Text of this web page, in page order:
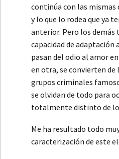
continúa con las mismas
y lo que lo rodea que ya
anterior. Pero los demás
capacidad de adaptación
pasan del odio al amor
en otra, se convierten de
grupos criminales
se olvidan de todo para
totalmente distinto de lo
Me ha resultado todo
caracterización de este